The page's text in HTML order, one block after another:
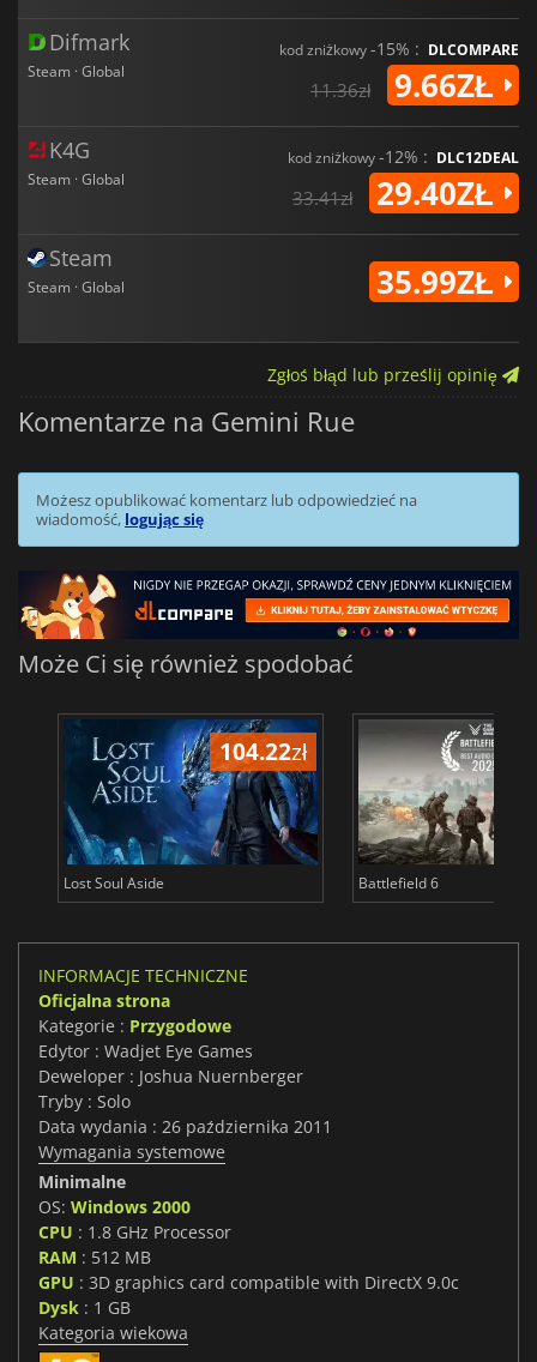
Difmark
Steam · Global
kod zniżkowy-15% : DLCOMPARE
11.36zł 9.66ZŁ
K4G
Steam · Global
kod zniżkowy-12% : DLC12DEAL
33.41zł 29.40ZŁ
Steam
Steam · Global 35.99ZŁ
Zgłoś błąd lub prześlij opinię
Komentarze na Gemini Rue
Możesz opublikować komentarz lub odpowiedzieć na
wiadomość, logując się
Może Ci się również spodobać
104.22zł
Lost Soul Aside Battlefield 6
INFORMACJE TECHNICZNE
Oficjalna strona
Kategorie : Przygodowe
Edytor : Wadjet Eye Games
Deweloper : Joshua Nuernberger
Tryby : Solo
Data wydania : 26 października 2011
Wymagania systemowe
Minimalne
OS: Windows 2000
CPU : 1.8 GHz Processor
RAM : 512 MB
GPU : 3D graphics card compatible with DirectX 9.0c
Dysk : 1 GB
Kategoria wiekowa